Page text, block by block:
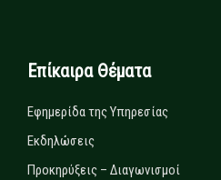
Επίκαιρα Θέματα
Εφημερίδα της Υπηρεσίας
Εκδηλώσεις
Προκηρύξεις – Διαγωνισμοί